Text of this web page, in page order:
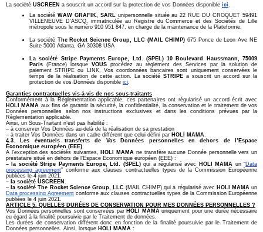
La société USCREEN a souscrit un accord sur la protection de vos Données disponible ici
La société WAW GRAFIK, SARL
unipersonnelle située au 22 RUE DU CROQUET 59491
VILLENEUVE D’ASCQ, immatriculée au Registre du Commerce et des Sociétés de Lille
métropole sous le numéro 910 951 847, en charge de la maintenance de la Plateforme.
La société The Rocket Science Group, LLC (MAIL CHIMP) 675 Ponce de Leon Ave NE
Suite 5000 Atlanta, GA 30308 USA
La société Stripe Payments Europe, Ltd. (SPEL) 10 Boulevard Haussmann, 75009
Paris (France) lorsque VOUS procédez au règlement des Services par la solution de
paiement STRIPE ou LINK. Vos coordonnées bancaires sont uniquement conservées le
temps de la réalisation de cette action. La sociétéSTRIPE a souscrit un accord sur la
protection de vos Données disponible ici
Garanties contractuelles vis-à-vis de nos sous-traitants
Conformément à la Réglementation applicable, ces partenaires ont régularisé un accord écrit avec
HOLI MAMA aux fins de garantir la sécurité, la confidentialité, la conservation et le traitement de vos
Données personnelles selon nos instructions exclusives et dans les conditions prévues par la
Règlementation applicable.
Ainsi, un Sous-Traitant n’est pas habilité :
– à conserver Vos Données au-delà de la réalisation de sa prestation
– à traiter Vos Données dans un cadre différent que celui défini par HOLI MAMA
4.3. Les éventuels transferts de Vos Données personnelles en dehors de l’Espace
Économique européen (EEE)
A l’exception des sociétés suivantes,
HOLI MAMA ne transfère aucune Donnée personnelle vers un
prestataire situé en dehors de l’Espace Economique européen (EEE) :
– la sociétéStripe Payments Europe, Ltd. (SPEL)qui a régularisé avec HOLI MAMA un “Data
processing agreement” conforme aux clauses contractuelles types de la Commission Européenne
publiées le 4 juin 2021.
– la société USCREEN
– la société The Rocket Science Group, LLC (MAIL CHIMP) qui a régularisé avec HOLI MAMA un
Data processing Agreement conforme aux clauses contractuelles types de la Commission Européenne
publiées le 4 juin 2021.
ARTICLE 5. QUELLES DURÉES DE CONSERVATION POUR MES DONNÉES PERSONNELLES ?
Vos Données personnelles sont conservées par HOLI MAMA uniquement pour une durée nécessaire
eu égard à la finalité poursuivie par le Traitement de données.
Les durées de conservation diffèrent donc en fonction de la finalité poursuivie par le Traitement de
Données personnelles. Ainsi, lorsque HOLI MAMA :